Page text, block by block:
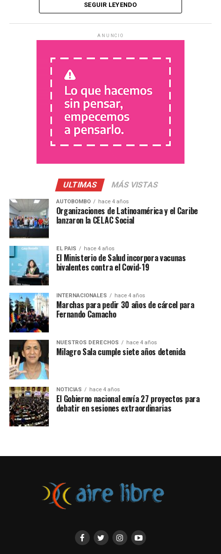
SEGUIR LEYENDO
ANUNCIO
ULTIMAS MÁS VISTAS
AUTOBOMBO hace 4 años
Organizaciones de Latinoamérica y el Caribe
lanzaron la CELAC Social
EL PAIS hace 4 años
El Ministerio de Salud incorpora vacunas
bivalentes contra el Covid-19
INTERNACIONALES hace 4 años
Marchas para pedir 30 años de cárcel para
Fernando Camacho
NUESTROS DERECHOS hace 4 años
Milagro Sala cumple siete años detenida
NOTICIAS hace 4 años
El Gobierno nacional envía 27 proyectos para
debatir en sesiones extraordinarias